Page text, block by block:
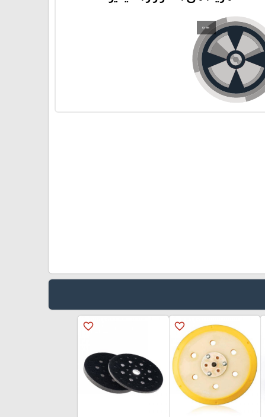
favorite_border
favorite_border